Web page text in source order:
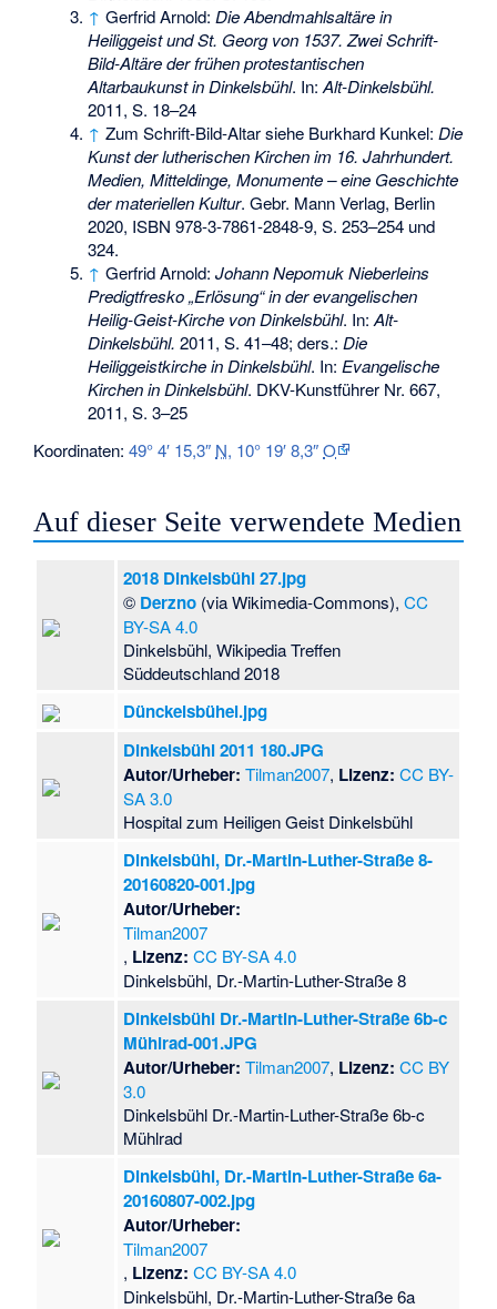
↑ Gerfrid Arnold:Die Abendmahlsaltäre in
Heiliggeist und St. Georg von 1537. Zwei Schrift-
Bild-Altäre der frühen protestantischen
Altarbaukunst in Dinkelsbühl. In:Alt-Dinkelsbühl.
2011, S. 18–24
↑ Zum Schrift-Bild-Altar siehe Burkhard Kunkel:Die
Kunst der lutherischen Kirchen im 16. Jahrhundert.
Medien, Mitteldinge, Monumente – eine Geschichte
der materiellen Kultur. Gebr. Mann Verlag, Berlin
2020, ISBN 978-3-7861-2848-9, S. 253–254 und
324.
↑ Gerfrid Arnold:Johann Nepomuk Nieberleins
Predigtfresko „Erlösung“ in der evangelischen
Heilig-Geist-Kirche von Dinkelsbühl. In:Alt-
Dinkelsbühl. 2011, S. 41–48; ders.:Die
Heiliggeistkirche in Dinkelsbühl. In: Evangelische
Kirchen in Dinkelsbühl. DKV-Kunstführer Nr. 667,
2011, S. 3–25
Koordinaten:49° 4′ 15,3″ N, 10° 19′ 8,3″O
Auf dieser Seite verwendete Medien
2018 Dinkelsbühl 27.jpg
© Derzno (via Wikimedia-Commons),CC
BY-SA 4.0
Dinkelsbühl, Wikipedia Treffen
Süddeutschland 2018
Dünckelsbühel.jpg
Dinkelsbühl 2011 180.JPG
Autor/Urheber: Tilman2007, Lizenz: CC BY-
SA 3.0
Hospital zum Heiligen Geist Dinkelsbühl
Dinkelsbühl, Dr.-Martin-Luther-Straße 8-
20160820-001.jpg
Autor/Urheber:
Tilman2007
, Lizenz: CC BY-SA 4.0
Dinkelsbühl, Dr.-Martin-Luther-Straße 8
Dinkelsbühl Dr.-Martin-Luther-Straße 6b-c
Mühlrad-001.JPG
Autor/Urheber: Tilman2007, Lizenz: CC BY
3.0
Dinkelsbühl Dr.-Martin-Luther-Straße 6b-c
Mühlrad
Dinkelsbühl, Dr.-Martin-Luther-Straße 6a-
20160807-002.jpg
Autor/Urheber:
Tilman2007
, Lizenz: CC BY-SA 4.0
Dinkelsbühl, Dr.-Martin-Luther-Straße 6a